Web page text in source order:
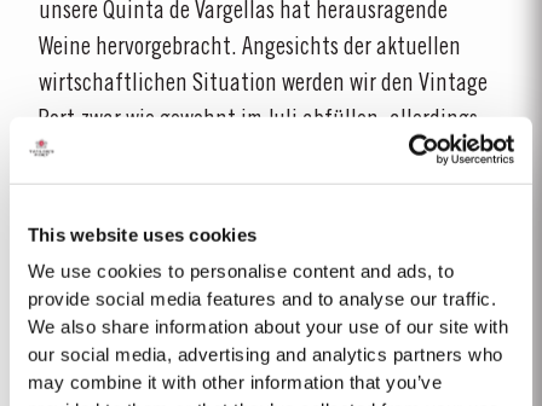
This website uses cookies
We use cookies to personalise content and ads, to
provide social media features and to analyse our traffic.
We also share information about your use of our site with
our social media, advertising and analytics partners who
may combine it with other information that you’ve
unsere Quinta de Vargellas hat herausragende
Weine hervorgebracht. Angesichts der aktuellen
wirtschaftlichen Situation werden wir den Vintage
Port zwar wie gewohnt im Juli abfüllen, allerdings
erst Anfang nächsten Jahres auf den Markt
David Guimaraens, Taylor’s Chief-Winemaker:
„Zu Beginn war das Weinjahr 2018 eine echte
Herausforderung. Doch in den letzten Wochen vor
der Lese herrschten perfekte Bedingungen für die